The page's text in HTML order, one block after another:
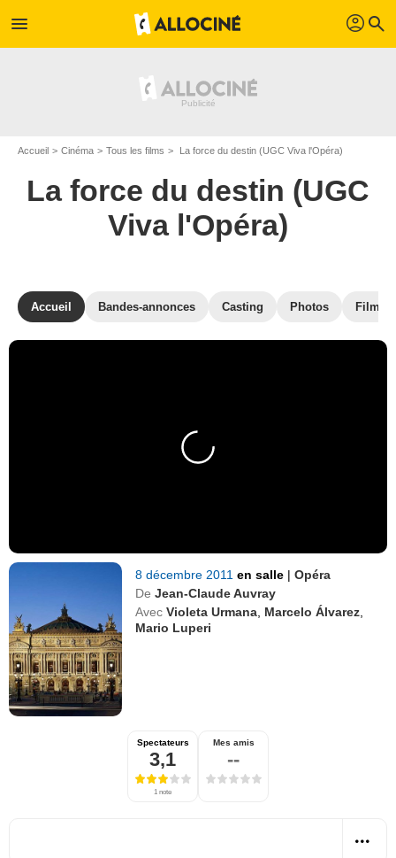
menu profil search
Accueil Cinéma Tous les films La force du destin (UGC Viva l'Opéra)
La force du destin (UGC
Viva l'Opéra)
Accueil Bandes-annonces Casting Photos Films
8 décembre 2011en salle | Opéra
De Jean-Claude Auvray
Avec Violeta Urmana Marcelo Álvarez
Mario Luperi
Spectateurs
3,1
1 note
Mes amis
--